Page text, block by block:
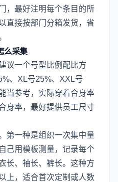
，最好注明每个条目的所
直接按部门分箱发货，省
么采集
议一个号型比例配比方
、XL号25%、XXL号
当参考，实际穿着合身率
身率，最好提供员工尺寸
第一种是组织一次集中量
己用模板测量，记录每个
长、袖长、裤长。这种方
上，适合首次定制或人数